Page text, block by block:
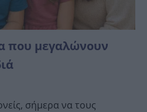
που μεγαλώνουν
σήμερα να τους